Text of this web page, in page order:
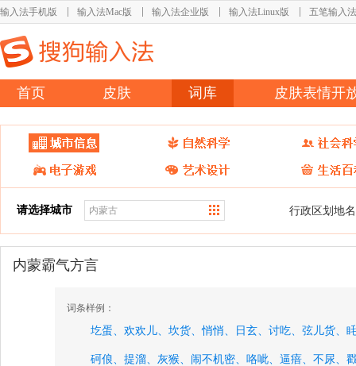
输入法手机版 输入法Mac版 输入法企业版 输入法Linux版 五笔输入法
首页 皮肤 词库 皮肤表情开
请选择城市 行政区划地名
内蒙霸气方言
词条样例：
圪蛋、 欢欢儿、 坎货、悄悄、 日玄、 讨吃、 弦儿货、
砢俍、 提溜、 灰猴、 闹不机密、 咯呲、 逼瘖、 不尿、